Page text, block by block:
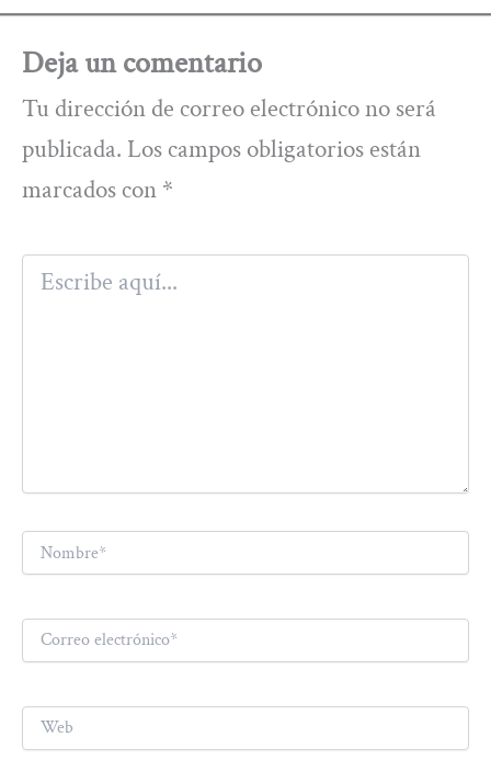
Deja un comentario
Tu dirección de correo electrónico no será
publicada. Los campos obligatorios están
marcados con *
Escribe
aquí...
Nombre*
Correo
electrónico*
Web